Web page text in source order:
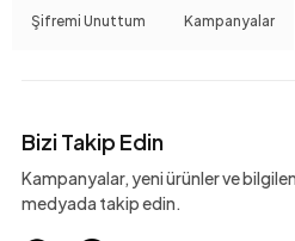
Şifremi Unuttum Kampanyalar
Bizi Takip Edin
Kampanyalar, yeni ürünler ve
medyada takip edin.